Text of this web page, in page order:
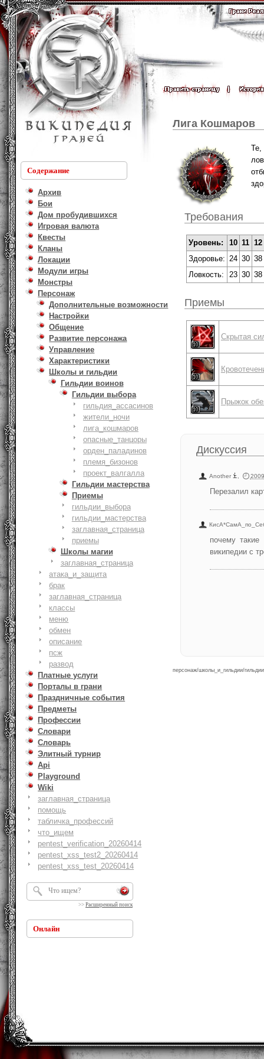
Содержание
Архив
Бои
Дом пробудившихся
Игровая валюта
Квесты
Кланы
Локации
Модули игры
Монстры
Персонаж
Дополнительные возможности
Настройки
Общение
Развитие персонажа
Управление
Характеристики
Школы и гильдии
Гильдии воинов
Гильдии выбора
гильдия_ассасинов
жители_ночи
лига_кошмаров
опасные_танцоры
орден_паладинов
племя_бизонов
проект_валгалла
Гильдии мастерства
Приемы
гильдии_выбора
гильдии_мастерства
заглавная_страница
приемы
Школы магии
заглавная_страница
атака_и_защита
брак
заглавная_страница
классы
меню
обмен
описание
псж
развод
Платные услуги
Порталы в грани
Праздничные события
Предметы
Профессии
Словари
Словарь
Элитный турнир
Api
Playground
Wiki
заглавная_страница
помощь
табличка_профессий
что_ищем
pentest_verification_20260414
pentest_xss_test2_20260414
pentest_xss_test_20260414
>> Расширенный поиск
Онлайн
Лига Кошмаров
Те,
Требования
Уровень: 10 11 12
Здоровье: 24 30 38
Ловкость:
23 30 38
Приемы
Скрытая
Прыжок
Дискуссия
Another
Перезалил
почему
википедии с
персонаж/школы_и_гильдии/